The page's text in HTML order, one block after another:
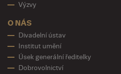
Výzvy
O NÁS
Divadelní ústav
Institut umění
Úsek generální ředitelky
Dobrovolnictví